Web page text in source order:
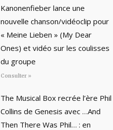
Kanonenfieber lance une
nouvelle chanson/vidéoclip pour
« Meine Lieben » (My Dear
Ones) et vidéo sur les coulisses
du groupe
Consulter »
The Musical Box recrée l’ère Phil
Collins de Genesis avec …And
Then There Was Phil… : en